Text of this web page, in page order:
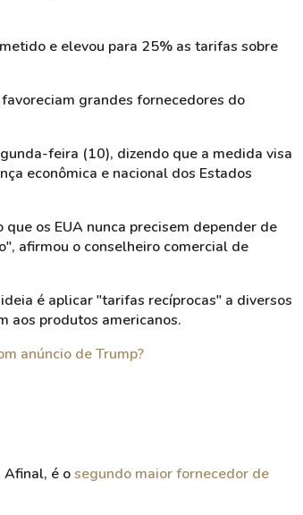
e elevou para 25% as tarifas sobre
grandes fornecedores do
feira (10), dizendo que a medida visa
econômica e nacional dos Estados
os EUA nunca precisem depender de
afirmou o conselheiro comercial de
é aplicar "tarifas recíprocas" a diversos
aos produtos americanos.
anúncio de Trump?
é osegundo maior fornecedor de